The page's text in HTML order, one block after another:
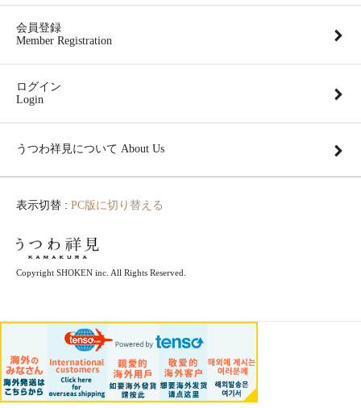
会員登録
Member Registration
ログイン
Login
うつわ祥見について About Us
表示切替 : PC版に切り替える
Copyright SHOKEN inc. All Rights Reserved.